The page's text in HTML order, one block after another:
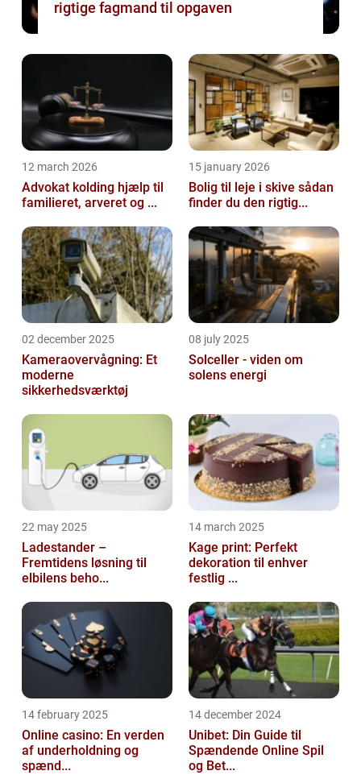
rigtige fagmand til opgaven
12 march 2026
Advokat kolding hjælp til
familieret, arveret og ...
15 january 2026
Bolig til leje i skive sådan
finder du den rigtig...
02 december 2025
Kameraovervågning: Et
moderne
sikkerhedsværktøj
08 july 2025
Solceller - viden om
solens energi
22 may 2025
Ladestander –
Fremtidens løsning til
elbilens beho...
14 march 2025
Kage print: Perfekt
dekoration til enhver
festlig ...
14 february 2025
Online casino: En verden
af underholdning og
spænd...
14 december 2024
Unibet: Din Guide til
Spændende Online Spil
og Bet...